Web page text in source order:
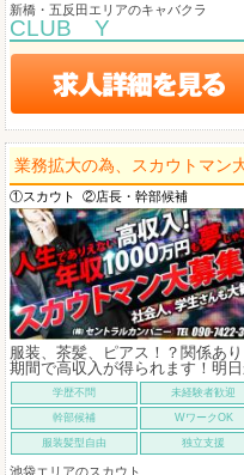
新橋・五反田エリアのキャバクラ
CLUB Y
業務拡大の為、スカウトマン
①スカウト ②店長・幹部候補
服装、茶髪、ピアス！？関係あ
期間で高収入が得られます！明
学歴不問 未経験者歓迎
幹部候補 WワークOK
服装髪型自由 独立支援
池袋エリアのスカウト